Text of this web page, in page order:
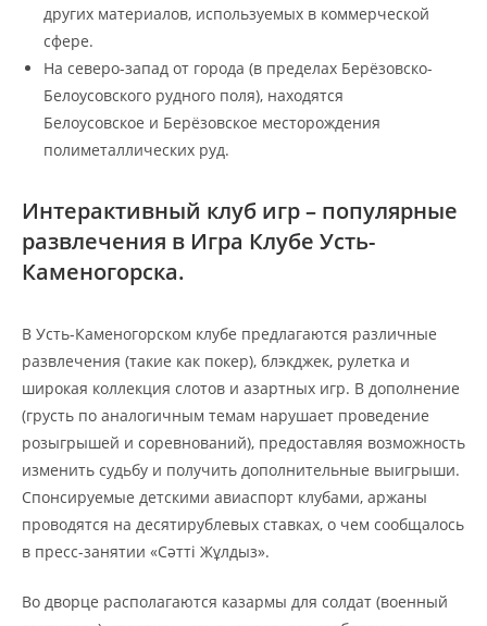
других материалов, используемых в коммерческой
сфере.
На северо-запад от города (в пределах Берёзовско-
Белоусовского рудного поля), находятся
Белоусовское и Берёзовское месторождения
полиметаллических руд.
Интерактивный клуб игр – популярные
развлечения в Игра Клубе Усть-
Каменогорска.
В Усть-Каменогорском клубе предлагаются различные
развлечения (такие как покер), блэкджек, рулетка и
широкая коллекция слотов и азартных игр. В дополнение
(грусть по аналогичным темам нарушает проведение
розыгрышей и соревнований), предоставляя возможность
изменить судьбу и получить дополнительные выигрыши.
Спонсируемые детскими авиаспорт клубами, аржаны
проводятся на десятирублевых ставках, о чем сообщалось
в пресс-занятии «Сәтті Жұлдыз».
Во дворце располагаются казармы для солдат (военный